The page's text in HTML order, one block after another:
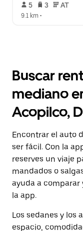
5 3 AT
9.1 km •
Buscar
mediano
Acopilco,
Encontrar el auto
ser fácil. Con la
reserves un viaje
mandados o
ayuda a comparar
la app.
Los sedanes y los
espacio,